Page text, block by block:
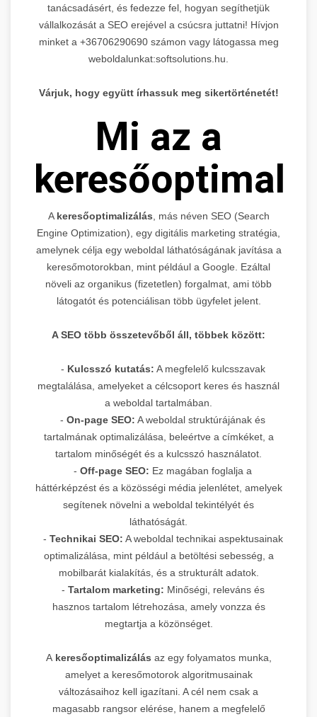
tanácsadásért, és fedezze fel, hogyan segíthetjük
vállalkozását a SEO erejével a csúcsra juttatni! Hívjon
minket a +36706290690 számon vagy látogassa meg
weboldalunkat:softsolutions.hu.
Várjuk, hogy együtt írhassuk meg sikertörténetét!
Mi az a
A keresőoptimalizálás , más néven SEO (Search
Engine Optimization), egy digitális marketing stratégia,
amelynek célja egy weboldal láthatóságának javítása a
keresőmotorokban, mint például a Google. Ezáltal
növeli az organikus (fizetetlen) forgalmat, ami több
látogatót és potenciálisan több ügyfelet jelent.
A SEO több összetevőből áll, többek között:
- Kulcsszó kutatás: A megfelelő kulcsszavak
megtalálása, amelyeket a célcsoport keres és használ
a weboldal tartalmában.
- On-page SEO: A weboldal struktúrájának és
tartalmának optimalizálása, beleértve a címkéket, a
tartalom minőségét és a kulcsszó használatot.
- Off-page SEO: Ez magában foglalja a
háttérképzést és a közösségi média jelenlétet, amelyek
segítenek növelni a weboldal tekintélyét és
láthatóságát.
- Technikai SEO: A weboldal technikai aspektusainak
optimalizálása, mint például a betöltési sebesség, a
mobilbarát kialakítás, és a strukturált adatok.
- Tartalom marketing: Minőségi, releváns és
hasznos tartalom létrehozása, amely vonzza és
megtartja a közönséget.
Akeresőoptimalizálás az egy folyamatos munka,
amelyet a keresőmotorok algoritmusainak
változásaihoz kell igazítani. A cél nem csak a
magasabb rangsor elérése, hanem a megfelelő